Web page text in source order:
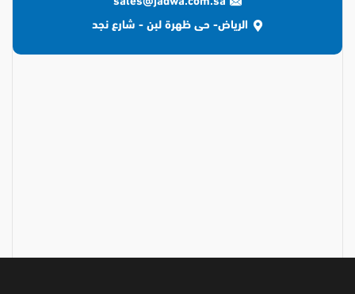
الرياض- حى ظهرة لبن - شارع نجد